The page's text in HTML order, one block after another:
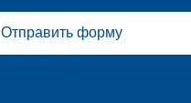
Отправить форму